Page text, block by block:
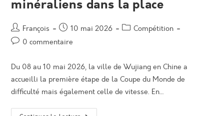
minéraliens dans la place
Auteur/autrice
de
François
Post
published:
10 mai 2026
PostCompétition
Post0 commentaire
Du 08 au 10 mai 2026, la ville de Wujiang en Chine a
accueilli la première étape de la Coupe du Monde de
difficulté mais également celle de vitesse. En…